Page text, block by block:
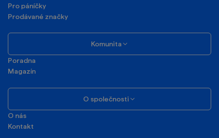
Pro páníčky
Prodávané značky
Komunita
Poradna
Magazín
O společnosti
O nás
Kontakt